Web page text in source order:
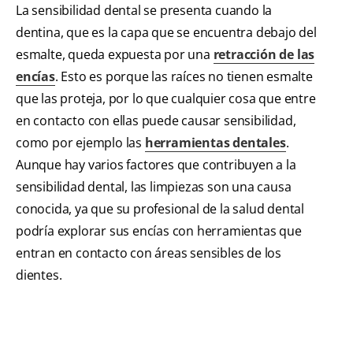
La sensibilidad dental se presenta cuando la
dentina, que es la capa que se encuentra debajo del
esmalte, queda expuesta por una retracción de las
encías. Esto es porque las raíces no tienen esmalte
que las proteja, por lo que cualquier cosa que entre
en contacto con ellas puede causar sensibilidad,
como por ejemplo las herramientas dentales.
Aunque hay varios factores que contribuyen a la
sensibilidad dental, las limpiezas son una causa
conocida, ya que su profesional de la salud dental
podría explorar sus encías con herramientas que
entran en contacto con áreas sensibles de los
dientes.